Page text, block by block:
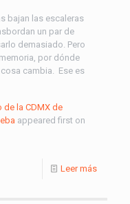
bajan las escaleras
un par de
demasiado. Pero
por dónde
cambia. Ese es
de la CDMX de
appeared first on
Leer más